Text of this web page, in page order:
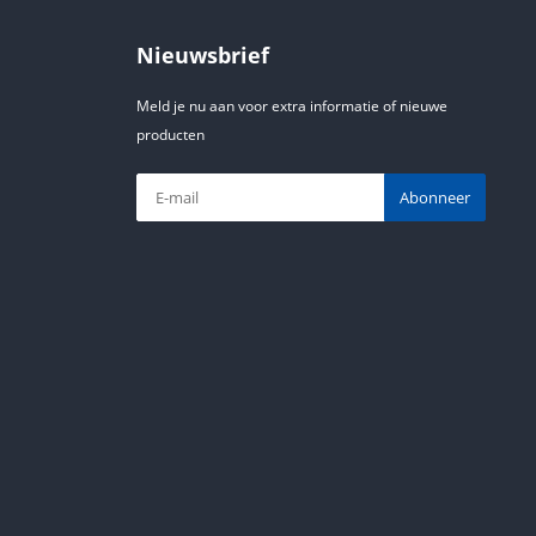
Nieuwsbrief
Meld je nu aan voor extra informatie of nieuwe
producten
Abonneer